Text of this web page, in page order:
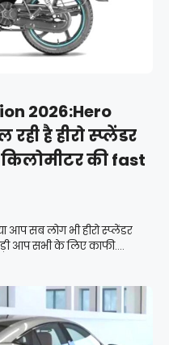
2026:Hero
है हीरो स्प्लेंडर
की fast
आप सब लोग भी हीरो स्प्लेंडर
आप सभी के लिए काफी....